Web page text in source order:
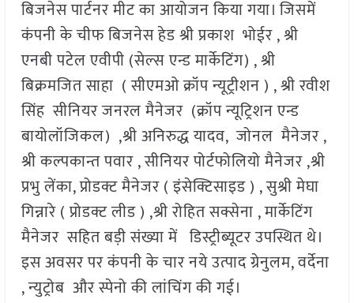
बिजनेस पार्टनर मीट का आयोजन किया गया। जिसमें
कंपनी के चीफ बिजनेस हेड श्री प्रकाश भोईर , श्री
एनबी पटेल एवीपी (सेल्स एन्ड मार्केटिंग) , श्री
बिक्रमजित साहा ( सीएमओ क्रॉप न्यूट्रीशन ) , श्री रवीश
सिंह सीनियर जनरल मैनेजर (क्रॉप न्यूट्रिशन एन्ड
बायोलॉजिकल) ,श्री अनिरुद्ध यादव, जोनल मैनेजर ,
श्री कल्पकान्त पवार , सीनियर पोर्टफोलियो मैनेजर ,श्री
प्रभु लेंका, प्रोडक्ट मैनेजर ( इंसेक्टिसाइड ) , सुश्री मेघा
गिन्नारे ( प्रोडक्ट लीड ) ,श्री रोहित सक्सेना , मार्केटिंग
मैनेजर सहित बड़ी संख्या में डिस्ट्रीब्यूटर उपस्थित थे।
इस अवसर पर कंपनी के चार नये उत्पाद ग्रेनुलम, वर्देना
, न्युट्रोब और स्पेनो की लांचिंग की गई।